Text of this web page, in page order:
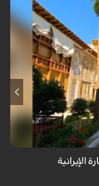
يقع قصر سرهنك في أصفهان، الذي يمتد عمره إلى 450 عاماً، ليكون سرداً حياً